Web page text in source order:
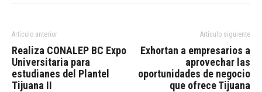
Artículo anterior
Realiza CONALEP BC Expo
Universitaria para
estudianes del Plantel
Tijuana II
Artículo siguiente
Exhortan a empresarios a
aprovechar las
oportunidades de negocio
que ofrece Tijuana